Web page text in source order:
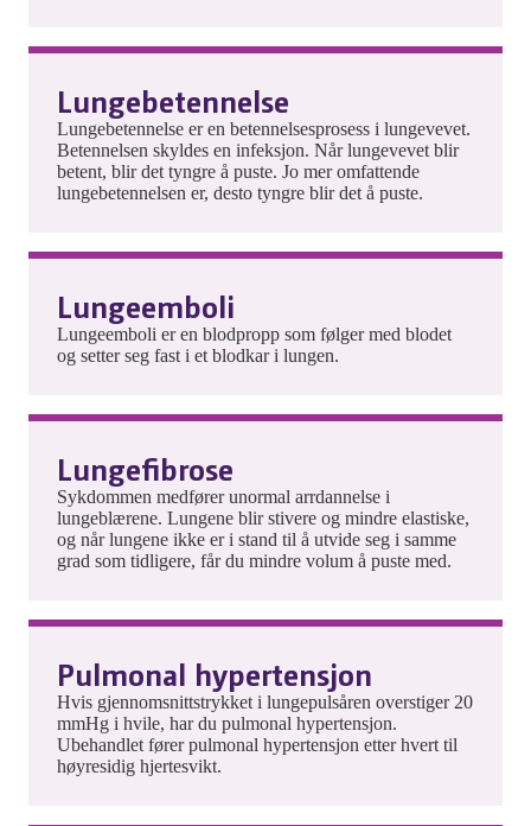
Lungebetennelse
Lungebetennelse er en betennelsesprosess i lungevevet.
Betennelsen skyldes en infeksjon. Når lungevevet blir
betent, blir det tyngre å puste. Jo mer omfattende
lungebetennelsen er, desto tyngre blir det å puste.
Lungeemboli
Lungeemboli er en blodpropp som følger med blodet
og setter seg fast i et blodkar i lungen.
Lungefibrose
Sykdommen medfører unormal arrdannelse i
lungeblærene. Lungene blir stivere og mindre elastiske,
og når lungene ikke er i stand til å utvide seg i samme
grad som tidligere, får du mindre volum å puste med.
Pulmonal hypertensjon
Hvis gjennomsnittstrykket i lungepulsåren overstiger 20
mmHg i hvile, har du pulmonal hypertensjon.
Ubehandlet fører pulmonal hypertensjon etter hvert til
høyresidig hjertesvikt.